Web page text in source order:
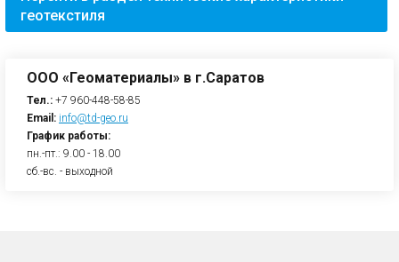
геотекстиля
ООО «Геоматериалы» в г.Саратов
Тел.: +7 960-448-58-85
Email: info@td-geo.ru
График работы:
пн.-пт.: 9.00 - 18.00
сб.-вс. - выходной